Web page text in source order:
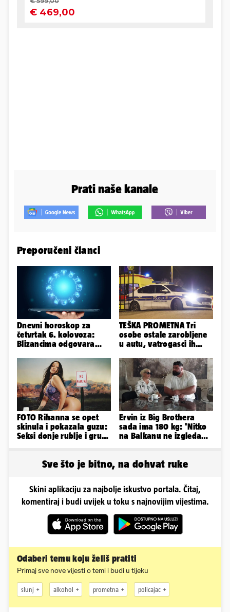
Prati naše kanale
Preporučeni članci
Dnevni horoskop za
četvrtak 6. kolovoza:
Blizancima odgovara
za sve
TEŠKA PROMETNA Tri
osobe ostale zarobljene
u autu, vatrogasci ih
FOTO Rihanna se opet
skinula i pokazala guzu:
Seksi donje rublje i grudi
Ervin iz Big Brothera
sada ima 180 kg: 'Nitko
na Balkanu ne izgleda
Sve što je bitno, na dohvat ruke
Skini aplikaciju za najbolje iskustvo portala. Čitaj,
komentiraj i budi uvijek u toku s najnovijim vijestima.
Odaberi temu koju želiš pratiti
Primaj sve nove vijesti o temi i budi u tijeku
slunj alkohol prometna policajac